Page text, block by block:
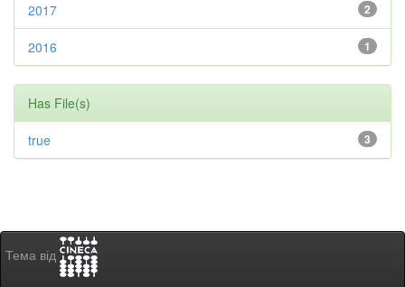
2
2017
1
2016
Has File(s)
3
true
Тема від